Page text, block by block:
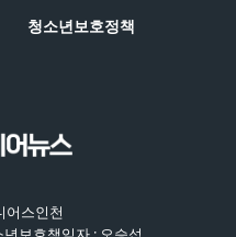
청소년보호정책
어스인천